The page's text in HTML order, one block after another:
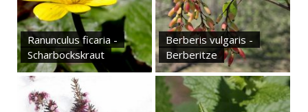
Ranunculus ficaria -
Scharbockskraut
Berberis vulgaris -
Berberitze